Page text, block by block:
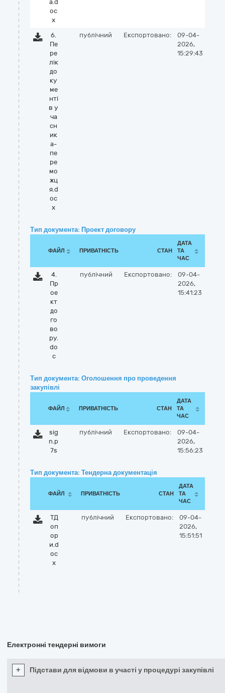
а.d
oc
x
6.
Пе
ре
лік
до
ку
ме
нті
в у
ча
сн
ик
а-
пе
ре
мо
жц
я.d
oc
x
публічний Експортовано:
09-04-
2026,
15:29:43
Тип документа: Проект договору
ФАЙЛ ПРИВАТНІСТЬ СТАН
ДАТА
ТА
ЧАС
4.
Пр
ое
кт
до
го
во
ру.
do
c
публічний Експортовано:
09-04-
2026,
15:41:23
Тип документа: Оголошення про проведення
закупівлі
ФАЙЛ ПРИВАТНІСТЬ СТАН
ДАТА
ТА
ЧАС
sig
n.p
7s
публічний Експортовано:
09-04-
2026,
15:56:23
Тип документа: Тендерна документація
ФАЙЛ ПРИВАТНІСТЬ СТАН
ДАТА
ТА
ЧАС
ТД
оп
ор
и.d
oc
x
публічний Експортовано:
09-04-
2026,
15:51:51
Електронні тендерні вимоги
+ Підстави для відмови в участі у процедурі закупівлі